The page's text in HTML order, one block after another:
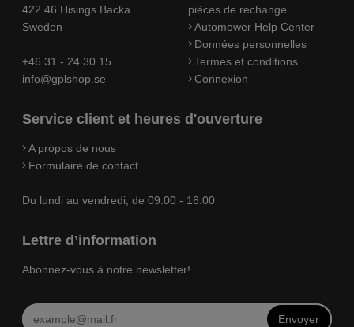
422 46 Hisings Backa
Sweden
+46 31 - 24 30 15
info@gplshop.se
pièces de rechange
Automower Help Center
Données personnelles
Termes et conditions
Connexion
Service client et heures d'ouverture
A propos de nous
Formulaire de contact
Du lundi au vendredi, de 09:00 - 16:00
Lettre d’information
Abonnez-vous à notre newsletter!
Envoyer